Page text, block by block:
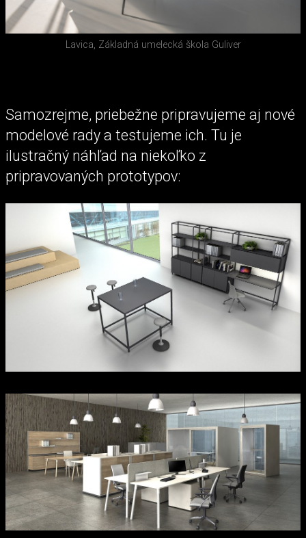
Lavica, Základná umelecká škola Guliver
Samozrejme, priebežne pripravujeme aj nové
modelové rady a testujeme ich. Tu je
ilustračný náhľad na niekoľko z
pripravovaných prototypov: